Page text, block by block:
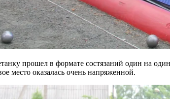
прошел в формате состязаний один на
место оказалась очень напряженной.